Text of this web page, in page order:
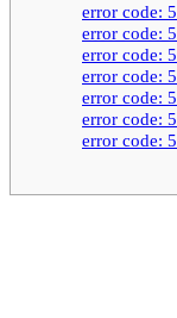
error code:
error code:
error code:
error code:
error code:
error code:
error code: